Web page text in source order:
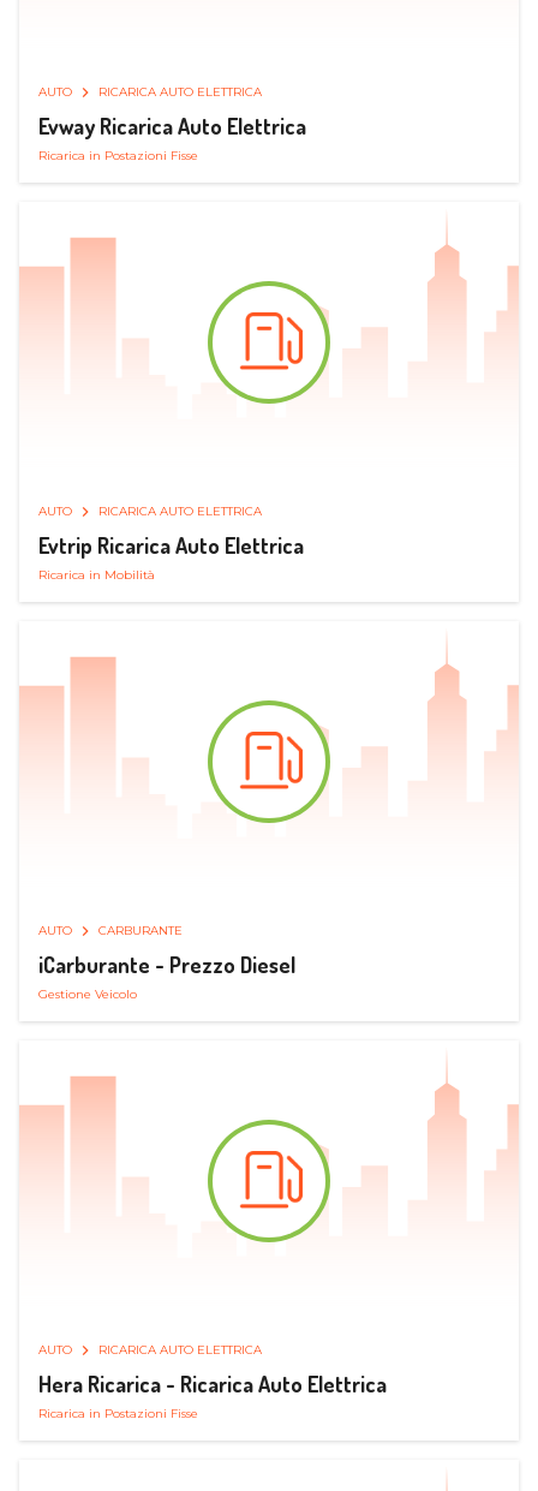
AUTO RICARICA AUTO ELETTRICA
Evway Ricarica Auto Elettrica
Ricarica in Postazioni Fisse
AUTO RICARICA AUTO ELETTRICA
Evtrip Ricarica Auto Elettrica
Ricarica in Mobilità
AUTO CARBURANTE
iCarburante - Prezzo Diesel
Gestione Veicolo
AUTO RICARICA AUTO ELETTRICA
Hera Ricarica - Ricarica Auto Elettrica
Ricarica in Postazioni Fisse